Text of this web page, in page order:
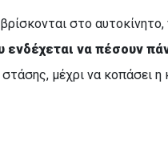
στο
ενδέχεται να πέσουν
μέχρι να κοπάσει η